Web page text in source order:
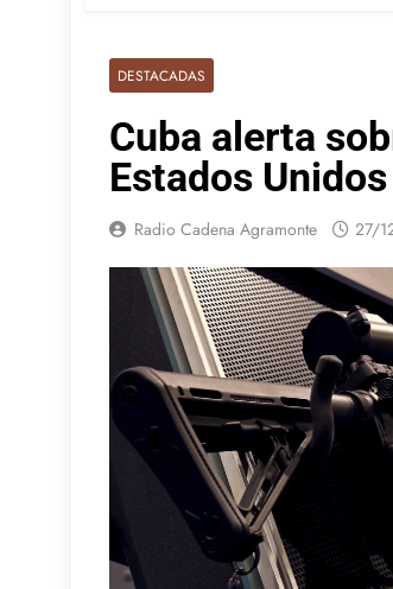
DESTACADAS
Cuba alerta
Estados Unidos
Radio Cadena Agramonte 27/